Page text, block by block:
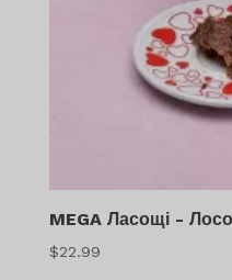
MEGA Ласощі -
$22.99